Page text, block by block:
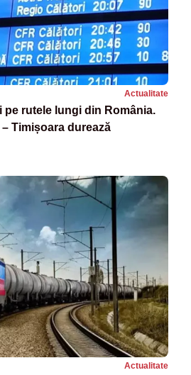
Actualitate
pe rutele lungi din România.
Timișoara durează
Actualitate